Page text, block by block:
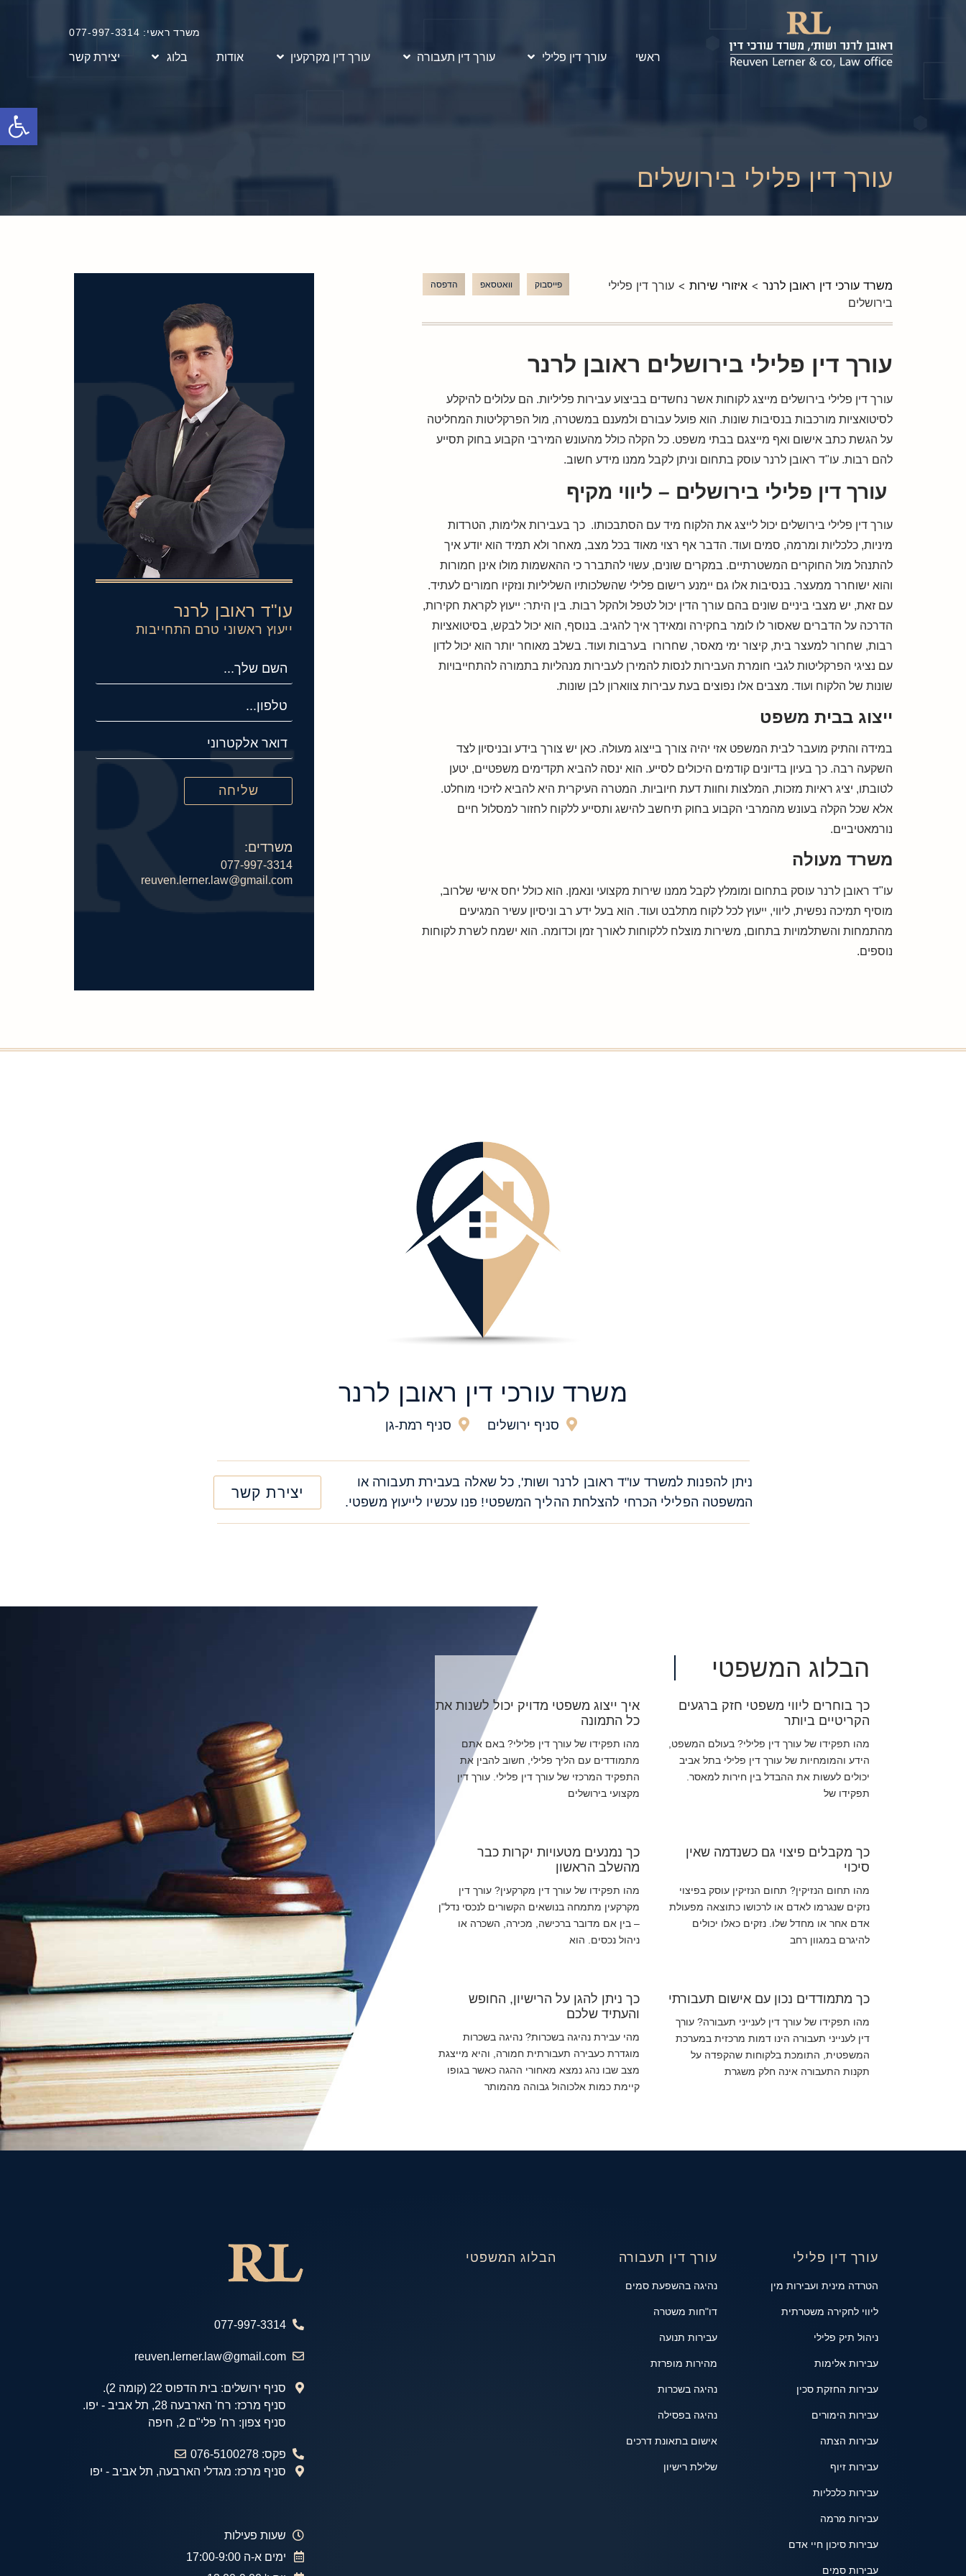
משרד ראשי: 077-997-3314
ראשי עורך דין פלילי עורך דין תעבורה עורך דין מקרקעין אודות בלוג יצירת קשר
עורך דין פלילי בירושלים
משרד עורכי דין ראובן לרנר > איזורי שירות > עורך דין פלילי
בירושלים
פייסבוק וואטסאפ הדפסה
עורך דין פלילי בירושלים ראובן לרנר
עורך דין פלילי בירושלים מייצג לקוחות אשר נחשדים בביצוע עבירות פליליות. הם עלולים להיקלע
לסיטואציות מורכבות בנסיבות שונות. הוא פועל עבורם ולמענם במשטרה, מול הפרקליטות המחליטה
על הגשת כתב אישום ואף מייצגם בבתי משפט. כל הקלה כולל מהעונש המירבי הקבוע בחוק תסייע
להם רבות. עו"ד ראובן לרנר עוסק בתחום וניתן לקבל ממנו מידע חשוב.
עורך דין פלילי בירושלים – ליווי מקיף
עורך דין פלילי בירושלים יכול לייצג את הלקוח מיד עם הסתבכותו. כך בעבירות אלימות, הטרדות
מיניות, כלכליות ומרמה, סמים ועוד. הדבר אף רצוי מאוד בכל מצב, מאחר ולא תמיד הוא יודע איך
להתנהל מול החוקרים המשטרתיים. במקרים שונים, עשוי להתברר כי ההאשמות מולו אינן חמורות
והוא ישוחרר ממעצר. בנסיבות אלו גם יימנע רישום פלילי שהשלכותיו השליליות ונזקיו חמורים לעתיד.
עם זאת, יש מצבי ביניים שונים בהם עורך הדין יכול לטפל ולהקל רבות. בין היתר: ייעוץ לקראת חקירות,
הדרכה על הדברים שאסור לו לומר בחקירה ומאידך איך להגיב. בנוסף, הוא יכול לבקש, בסיטואציות
רבות, שחרור למעצר בית, קיצור ימי מאסר, שחרורו בערבות ועוד. בשלב מאוחר יותר הוא יכול לדון
עם נציגי הפרקליטות לגבי חומרת העבירות לנסות להמירן לעבירות מנהליות בתמורה להתחייבויות
שונות של הלקוח ועוד. מצבים אלו נפוצים בעת עבירות צווארון לבן שונות.
ייצוג בבית משפט
במידה והתיק מועבר לבית המשפט אזי יהיה צורך בייצוג מעולה. כאן יש צורך בידע ובניסיון לצד
השקעה רבה. כך בעיון בדיונים קודמים היכולים לסייע. הוא ינסה להביא תקדימים משפטיים, יטען
לטובתו, יציג ראיות מזכות, המלצות וחוות דעת חיוביות. המטרה העיקרית היא להביא לזיכוי מוחלט.
אלא שכל הקלה בעונש מהמרבי הקבוע בחוק תיחשב להישג ותסייע ללקוח לחזור למסלול חיים
נורמאטיביים.
משרד מעולה
עו"ד ראובן לרנר עוסק בתחום ומומלץ לקבל ממנו שירות מקצועי ונאמן. הוא כולל יחס אישי שלרוב,
מוסיף תמיכה נפשית, ליווי, ייעוץ לכל לקוח מתלבט ועוד. הוא בעל ידע רב וניסיון עשיר המגיעים
מהתמחות והשתלמויות בתחום, משירות מוצלח ללקוחות לאורך זמן וכדומה. הוא ישמח לשרת לקוחות
נוספים.
עו"ד ראובן לרנר
ייעוץ ראשוני טרם התחייבות
משרדים:
077-997-3314
reuven.lerner.law@gmail.com
משרד עורכי דין ראובן לרנר
סניף ירושלים סניף רמת-גן
ניתן להפנות למשרד עו"ד ראובן לרנר ושות', כל שאלה בעבירת תעבורה או
המשפטה הפלילי הכרחי להצלחת ההליך המשפטי! פנו עכשיו לייעוץ משפטי.
יצירת קשר
הבלוג המשפטי
כך בוחרים ליווי משפטי חזק ברגעים
הקריטיים ביותר
מהו תפקידו של עורך דין פלילי? בעולם המשפט,
הידע והמומחיות של עורך דין פלילי בתל אביב
יכולים לעשות את ההבדל בין חירות למאסר.
תפקידו של
איך ייצוג משפטי מדויק יכול לשנות את
כל התמונה
מהו תפקידו של עורך דין פלילי? באם אתם
מתמודדים עם הליך פלילי, חשוב להבין את
התפקיד המרכזי של עורך דין פלילי. עורך דין
מקצועי בירושלים
כך מקבלים פיצוי גם כשנדמה שאין
סיכוי
מהו תחום הנזיקין? תחום הנזיקין עוסק בפיצוי
נזקים שנגרמו לאדם או לרכושו כתוצאה מפעולת
אדם אחר או מחדל שלו. נזקים כאלו יכולים
להיגרם במגוון רחב
כך נמנעים מטעויות יקרות כבר
מהשלב הראשון
מהו תפקידו של עורך דין מקרקעין? עורך דין
מקרקעין מתמחה בנושאים הקשורים לנכסי נדל"ן
– בין אם מדובר ברכישה, מכירה, השכרה או
ניהול נכסים. הוא
כך מתמודדים נכון עם אישום תעבורתי
מהו תפקידו של עורך דין לענייני תעבורה? עורך
דין לענייני תעבורה הינו דמות מרכזית במערכת
המשפטית, התומכת בלקוחות שהקפדה על
תקנות התעבורה אינה חלק משגרת
כך ניתן להגן על הרישיון, החופש
והעתיד שלכם
מהי עבירת נהיגה בשכרות? נהיגה בשכרות
מוגדרת כעבירה תעבורתית חמורה, והיא מייצגת
מצב שבו נהג נמצא מאחורי ההגה כאשר בגופו
קיימת כמות אלכוהול גבוהה מהמותר
עורך דין פלילי
הטרדה מינית ועבירות מין
ליווי לחקירה משטרתית
ניהול תיק פלילי
עבירות אלימות
עבירות החזקת סכין
עבירות הימורים
עבירות הצתה
עבירות זיוף
עבירות כלכליות
עבירות מרמה
עבירות סיכון חיי אדם
עבירות סמים
עורך דין תעבורה
נהיגה בהשפעת סמים
דו"חות משטרה
עבירות תנועה
מהירות מופרזת
נהיגה בשכרות
נהיגה בפסילה
אישום בתאונת דרכים
שלילת רישיון
הבלוג המשפטי
077-997-3314
reuven.lerner.law@gmail.com
סניף ירושלים: בית הדפוס 22 (קומה 2).
סניף מרכז: רח' הארבעה 28, תל אביב - יפו.
סניף צפון: רח' פלי"ם 2, חיפה
פקס: 076-5100278
סניף מרכז: מגדלי הארבעה, תל אביב - יפו
שעות פעילות
ימים א-ה 17:00-9:00